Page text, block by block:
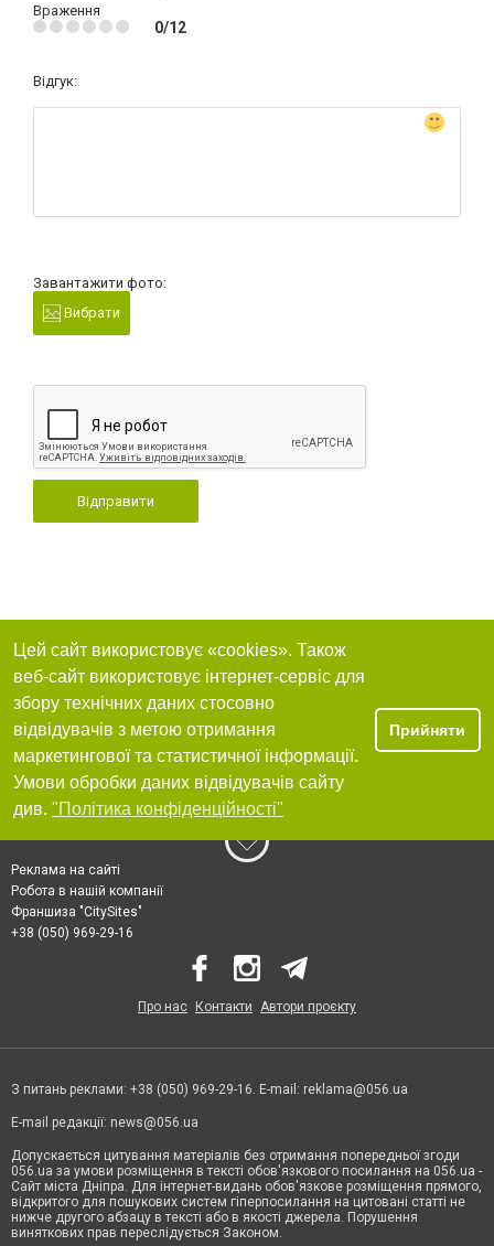
Враження
0/12
Відгук:
Завантажити фото:
Вибрати
Відправити
Цей сайт використовує «cookies». Також
веб-сайт використовує інтернет-сервіс для
збору технічних даних стосовно
відвідувачів з метою отримання
маркетингової та статистичної інформації.
Умови обробки даних відвідувачів сайту
див. "Політика конфіденційності"
Прийняти
Реклама на сайті
Робота в нашій компанії
Франшиза "CitySites"
+38 (050) 969-29-16
Про нас Контакти Автори проєкту
З питань реклами: +38 (050) 969-29-16. E-mail: reklama@056.ua
E-mail редакції: news@056.ua
Допускається цитування матеріалів без отримання попередньої згоди
056.ua за умови розміщення в тексті обов'язкового посилання на 056.ua -
Сайт міста Дніпра. Для інтернет-видань обов'язкове розміщення прямого,
відкритого для пошукових систем гіперпосилання на цитовані статті не
нижче другого абзацу в тексті або в якості джерела. Порушення
виняткових прав переслідується Законом.